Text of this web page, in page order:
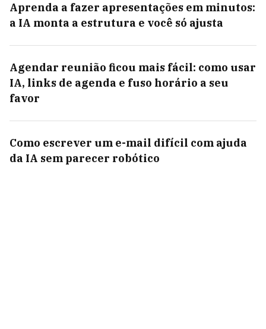
Aprenda a fazer apresentações em minutos:
a IA monta a estrutura e você só ajusta
Agendar reunião ficou mais fácil: como usar
IA, links de agenda e fuso horário a seu
favor
Como escrever um e-mail difícil com ajuda
da IA sem parecer robótico